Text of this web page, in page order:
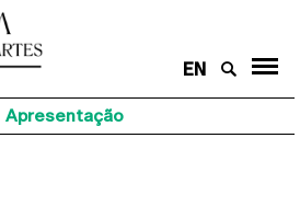
EN
Apresentação